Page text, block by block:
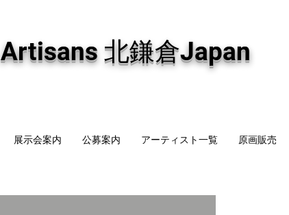
Artisans 北鎌倉Japan
展示会案内 公募案内 アーティスト一覧 原画販売